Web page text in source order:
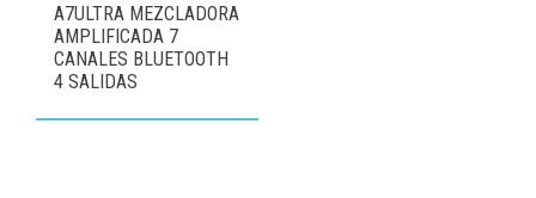
A7ULTRA MEZCLADORA
AMPLIFICADA 7
CANALES BLUETOOTH
4 SALIDAS